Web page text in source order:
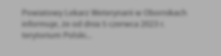
Powiatowy Lekarz Weterynarii w Obornikach
informuje, że od dnia 5 czerwca 2023 r.
terytorium Polski...